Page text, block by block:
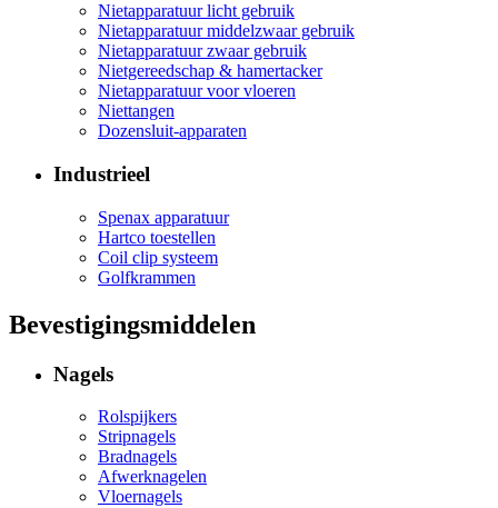
Nietapparatuur licht gebruik
Nietapparatuur middelzwaar gebruik
Nietapparatuur zwaar gebruik
Nietgereedschap & hamertacker
Nietapparatuur voor vloeren
Niettangen
Dozensluit-apparaten
Industrieel
Spenax apparatuur
Hartco toestellen
Coil clip systeem
Golfkrammen
Bevestigingsmiddelen
Nagels
Rolspijkers
Stripnagels
Bradnagels
Afwerknagelen
Vloernagels